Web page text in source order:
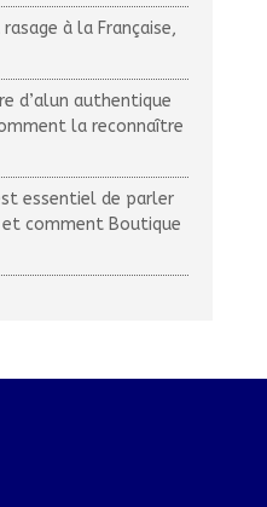
à la Française,
d’alun authentique
la reconnaître
essentiel de parler
comment Boutique